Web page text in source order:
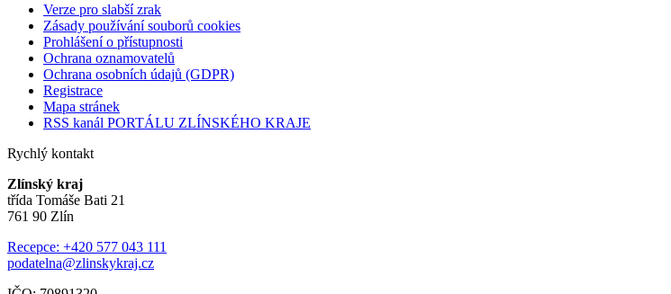
Verze pro slabší zrak
Zásady používání souborů cookies
Prohlášení o přístupnosti
Ochrana oznamovatelů
Ochrana osobních údajů (GDPR)
Registrace
Mapa stránek
RSS kanál PORTÁLU ZLÍNSKÉHO KRAJE
Rychlý kontakt
Zlínský kraj
třída Tomáše Bati 21
761 90 Zlín
Recepce: +420 577 043 111
podatelna@zlinskykraj.cz